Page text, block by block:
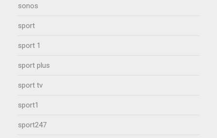
sonos
sport
sport 1
sport plus
sport tv
sport1
sport247